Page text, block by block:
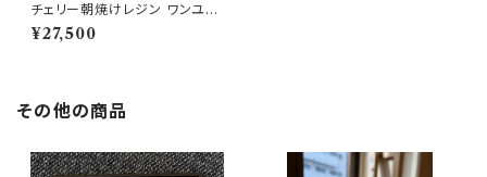
チェリー朝焼けレジン ワンユニ
ット天板【 802PRODUCTS 】
¥27,500
その他の商品